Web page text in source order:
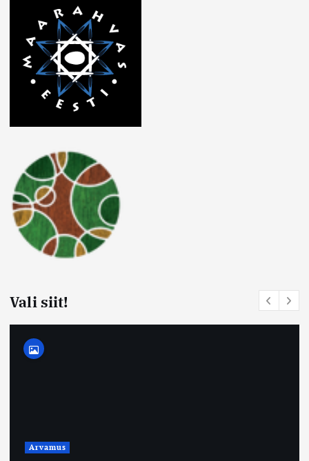
Vali siit!
Arvamus